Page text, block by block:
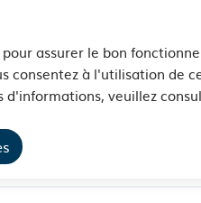
assurer le bon
consentez à l'utilisation de
d'informations, veuillez
en